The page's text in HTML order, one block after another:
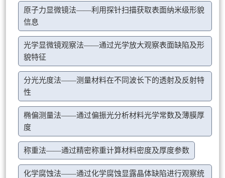
原子力显微镜法——利用探针扫描获取表面纳米级形貌
信息
光学显微镜观察法——通过光学放大观察表面缺陷及形
貌特征
分光光度法——测量材料在不同波长下的透射及反射特
性
椭偏测量法——通过偏振光分析材料光学常数及薄膜厚
度
称重法——通过精密称重计算材料密度及厚度参数
化学腐蚀法——通过化学腐蚀显露晶体缺陷进行观察统